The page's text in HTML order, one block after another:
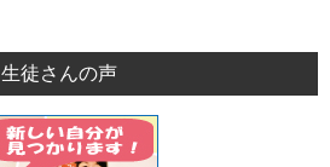
生徒さんの声